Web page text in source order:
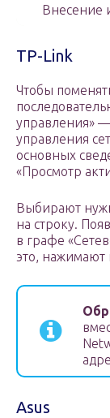
Внесение
TP-Link
Чтобы
управления»
управления
основных
«Просмотр
Выбирают
на строку.
в графе
это, нажимают
Asus